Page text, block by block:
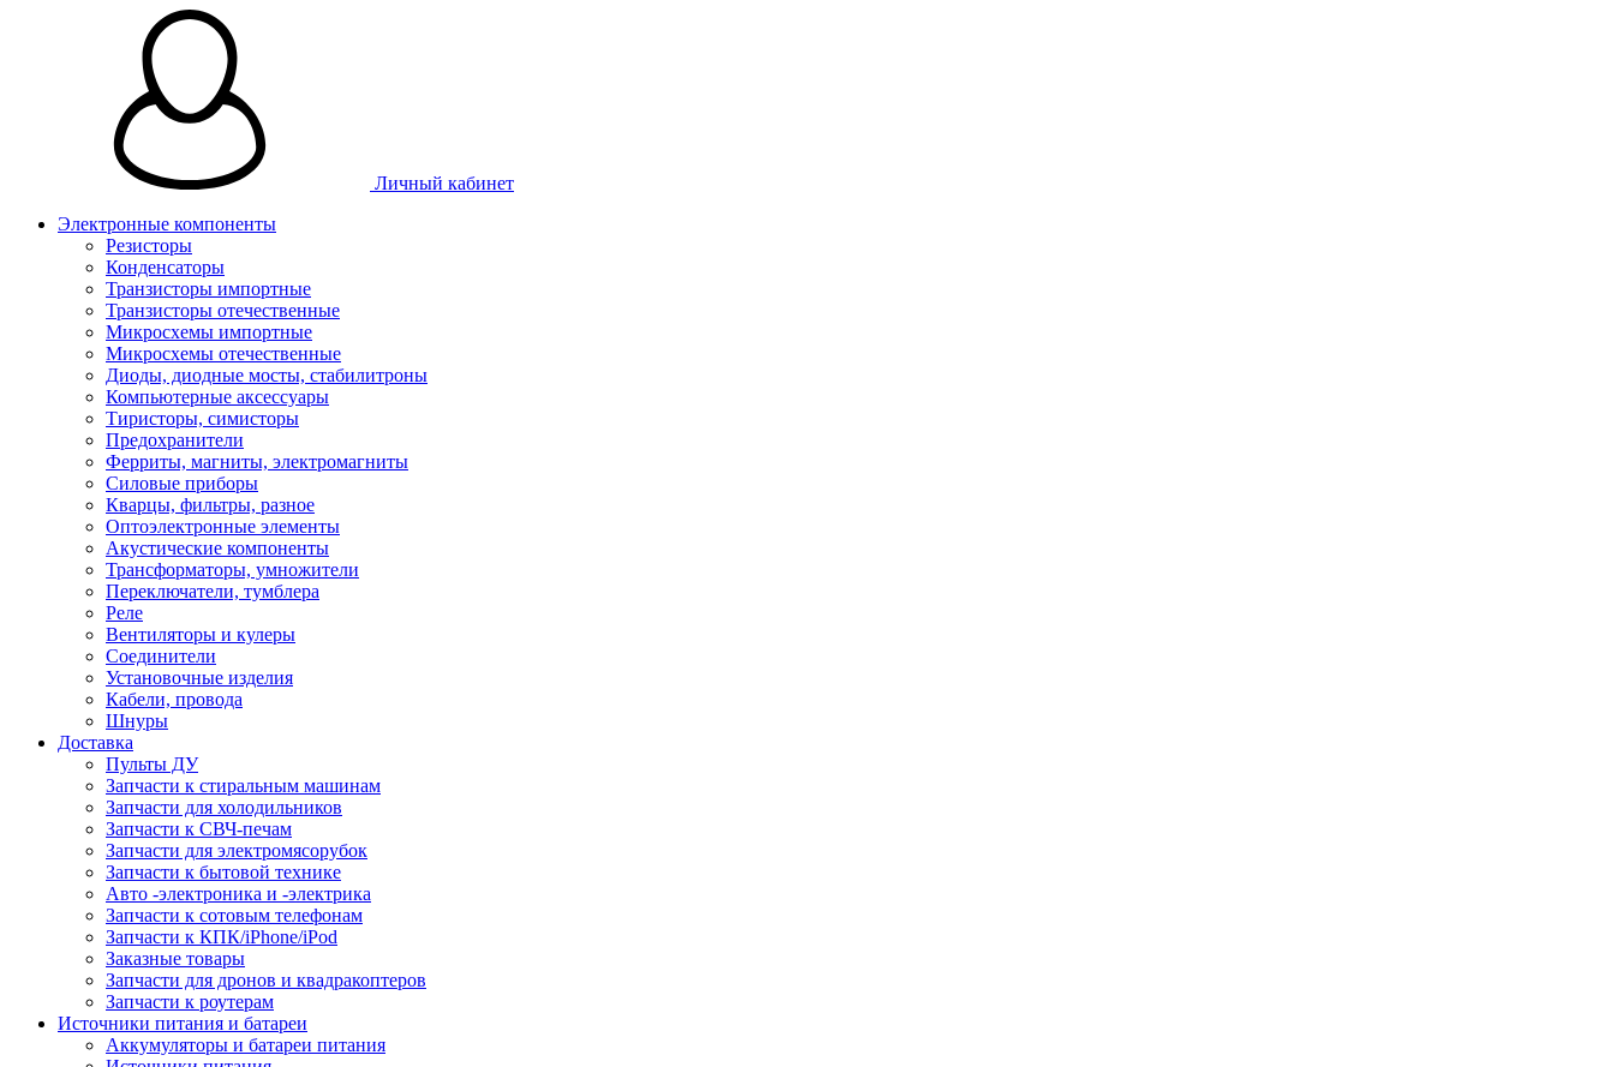
Личный кабинет
Электронные компоненты
Резисторы
Конденсаторы
Транзисторы импортные
Транзисторы отечественные
Микросхемы импортные
Микросхемы отечественные
Диоды, диодные мосты, стабилитроны
Компьютерные аксессуары
Тиристоры, симисторы
Предохранители
Ферриты, магниты, электромагниты
Силовые приборы
Кварцы, фильтры, разное
Оптоэлектронные элементы
Акустические компоненты
Трансформаторы, умножители
Переключатели, тумблера
Реле
Вентиляторы и кулеры
Соединители
Установочные изделия
Кабели, провода
Шнуры
Доставка
Пульты ДУ
Запчасти к стиральным машинам
Запчасти для холодильников
Запчасти к СВЧ-печам
Запчасти для электромясорубок
Запчасти к бытовой технике
Авто -электроника и -электрика
Запчасти к сотовым телефонам
Запчасти к КПК/iPhone/iPod
Заказные товары
Запчасти для дронов и квадракоптеров
Запчасти к роутерам
Источники питания и батареи
Аккумуляторы и батареи питания